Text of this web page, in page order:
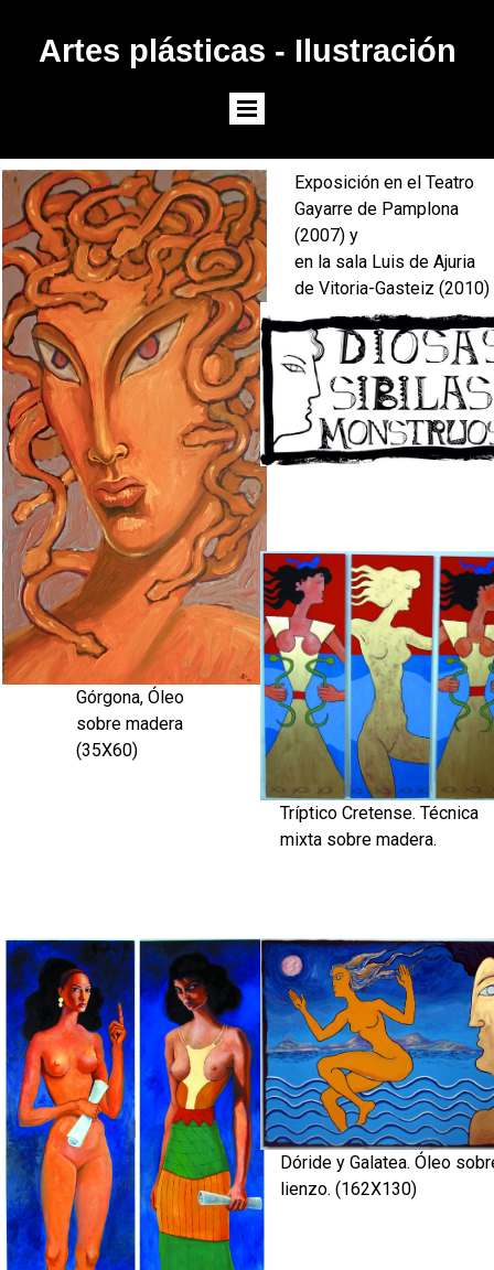
Artes plásticas - Ilustración
Górgona, Óleo
sobre madera
(35X60)
Exposición en el Teatro
Gayarre de Pamplona
(2007) y
en la sala Luis de Ajuria
de Vitoria-Gasteiz (2010)
Tríptico Cretense. Técnica
mixta sobre madera.
Dóride y Galatea. Óleo
lienzo. (162X130)